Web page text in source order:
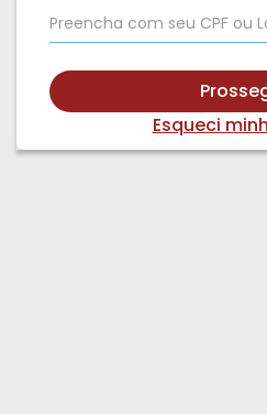
Esqueci